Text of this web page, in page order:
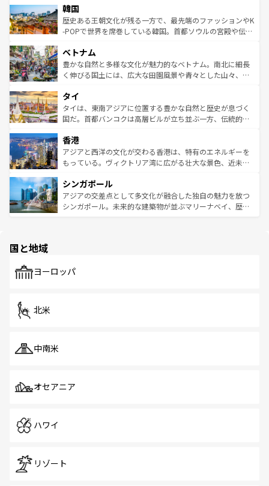
ワイを、存分に味わってほしい。 なお、新着のハワイ情報
はコンテンツ一覧を参照してほしい。
いる。アクティビティも充実しており、サーフィンやダイ
ビング、ハイキングなど、アウトドア好きにはたまらな
い。オーストラリアの多彩な魅力を存分に味わいつくそ
参照してほしい。
ン）、静ひつな山岳地帯である台湾東部など、都市の喧騒
と山間の静けさが共存しており、訪れる人に新しい発見と
驚きをもたらしてくれる。また、奥深い台湾の食文化も魅
容にもいいと評判のスイーツなど、バラエティ豊かな料理
が味わえる。 なお、新着の台湾情報は コンテンツ一覧を参
照してほしい。
韓国
歴史ある王朝文化が残る一方で、最先端のファッションやK
-POPで世界を席巻している韓国。首都ソウルの宮殿や伝統
き、地方に足を延ばせば四季折々の自然美を楽しむことが
できる。そして、キムチや焼肉、絶品のストリートフード
まで、さまざまな韓国料理が待っている。夜には、韓国な
リティに包まれながら、韓国の多彩な魅力を心ゆくまで味
わってみてほしい。 なお、新着の韓国情報はコンテンツ一
覧を参照してほしい。
ベトナム
豊かな自然と多様な文化が魅力的なベトナム。南北に細長
く伸びる国土には、広大な田園風景や青々とした山々、世
急速な発展と共に伝統が息づく。ハノイの古い町並みやホ
ーチミン市のフランス統治時代の建物も、独特の雰囲気を
醸し出している。また、バラエティの豊かさとおいしさで
とつ。フォーやバインミー、ベトナムコーヒーなどは、ぜ
ひ現地で味わいたい。どの地域を訪れてもあたたかい人々
が旅行者を迎えてくれるので、きっと忘れられない旅にな
参照してほしい。
タイ
タイは、東南アジアに位置する豊かな自然と歴史が息づく
国だ。首都バンコクは高層ビルが立ち並ぶ一方、伝統的な
の活気が交差している。北部ではチェンマイなどの山岳地
帯で自然と触れ合い、南部ではプーケットやクラビの美し
いビーチでリゾート気分を楽しむことができる。タイ料理
激する。気候は一年中温暖で、どの季節にも異なる楽しみ
が待っている。親しみやすいタイの人々、仏教を中心とし
た文化、そして多様な観光資源が、訪れる旅人を魅了し続
香港
アジアと西洋の文化が交わる香港は、特有のエネルギーを
もっている。ヴィクトリア湾に広がる壮大な景色、近未来
み、どこを訪れても感動するはず。観光スポットが密集し
ており、効率よく見どころを回れるのも魅力。息をのむよ
うな絶景から文化的な体験まで、香港を存分に楽しみ尽く
シンガポール
アジアの交差点として多文化が融合した独自の魅力を放つ
シンガポール。未来的な建築物が並ぶマリーナベイ、歴史
で、ホーカーズは地元の風情を楽しめる外せないスポット
国と地域
ヨーロッパ
北米
中南米
オセアニア
ハワイ
リゾート